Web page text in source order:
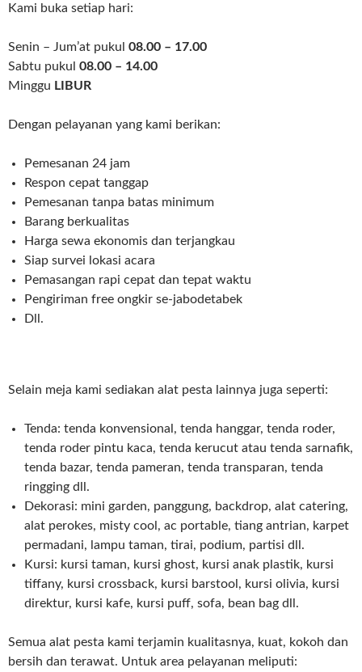
Kami buka setiap hari:
Senin – Jum’at pukul 08.00 – 17.00
Sabtu pukul 08.00 – 14.00
Minggu LIBUR
Dengan pelayanan yang kami berikan:
Pemesanan 24 jam
Respon cepat tanggap
Pemesanan tanpa batas minimum
Barang berkualitas
Harga sewa ekonomis dan terjangkau
Siap survei lokasi acara
Pemasangan rapi cepat dan tepat waktu
Pengiriman free ongkir se-jabodetabek
Dll.
Selain meja kami sediakan alat pesta lainnya juga seperti:
Tenda: tenda konvensional, tenda hanggar, tenda roder,
tenda roder pintu kaca, tenda kerucut atau tenda sarnafik,
tenda bazar, tenda pameran, tenda transparan, tenda
ringging dll.
Dekorasi: mini garden, panggung, backdrop, alat catering,
alat perokes, misty cool, ac portable, tiang antrian, karpet
permadani, lampu taman, tirai, podium, partisi dll.
Kursi: kursi taman, kursi ghost, kursi anak plastik, kursi
tiffany, kursi crossback, kursi barstool, kursi olivia, kursi
direktur, kursi kafe, kursi puff, sofa, bean bag dll.
Semua alat pesta kami terjamin kualitasnya, kuat, kokoh dan
bersih dan terawat. Untuk area pelayanan meliputi: